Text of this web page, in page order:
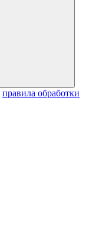
правила обработки